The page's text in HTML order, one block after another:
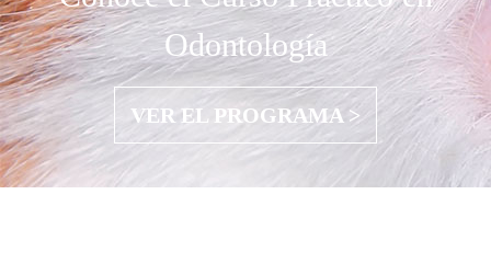
Odontología
VER EL PROGRAMA >